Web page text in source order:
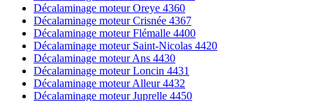
Décalaminage moteur Oreye 4360
Décalaminage moteur Crisnée 4367
Décalaminage moteur Flémalle 4400
Décalaminage moteur Saint-Nicolas 4420
Décalaminage moteur Ans 4430
Décalaminage moteur Loncin 4431
Décalaminage moteur Alleur 4432
Décalaminage moteur Juprelle 4450